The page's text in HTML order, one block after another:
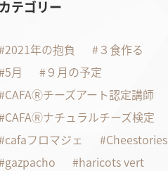
カテゴリー
2021年の抱負
３食作る
5月
９月の予定
CAFAⓇチーズアート認定講師
CAFAⓇナチュラルチーズ検定
cafaフロマジェ
Cheestories
gazpacho
haricots vert